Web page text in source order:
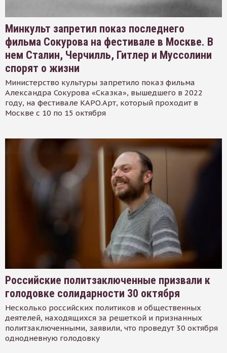
Минкульт запретил показ последнего
фильма Сокурова на фестивале в Москве. В
нем Сталин, Черчилль, Гитлер и Муссолини
спорят о жизни
Министерство культуры запретило показ фильма
Александра Сокурова «Сказка», вышедшего в 2022
году, на фестивале КАРО.Арт, который проходит в
Москве с 10 по 15 октября
Российские политзаключенные призвали к
голодовке солидарности 30 октября
Несколько российских политиков и общественных
деятелей, находящихся за решеткой и признанных
политзаключенными, заявили, что проведут 30 октября
однодневную голодовку